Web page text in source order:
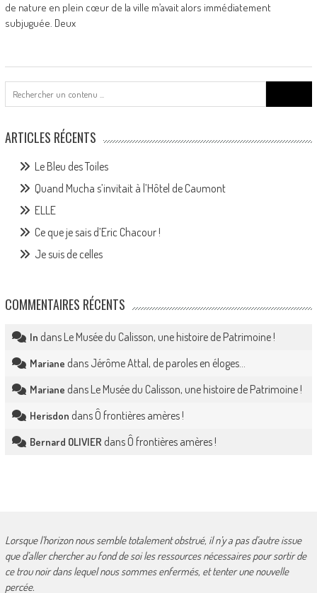
de nature en plein cœur de la ville m’avait alors immédiatement
subjuguée. Deux
for:
ARTICLES RÉCENTS
Le Bleu des Toiles
Quand Mucha s’invitait à l’Hôtel de Caumont
ELLE
Ce que je sais d’Eric Chacour !
Je suis de celles
COMMENTAIRES RÉCENTS
In dans Le Musée du Calisson, une histoire de Patrimoine !
Mariane dans Jérôme Attal, de paroles en éloges…
Mariane dans Le Musée du Calisson, une histoire de Patrimoine !
Herisdon dans Ô frontières amères !
Bernard OLIVIER dans Ô frontières amères !
Lorsque l’horizon nous semble totalement obstrué, il n’y a pas d’autre issue
que d’aller chercher au fond de soi les ressources nécessaires pour sortir de
ce trou noir dans lequel nous sommes enfermés, et tenter une nouvelle
percée.